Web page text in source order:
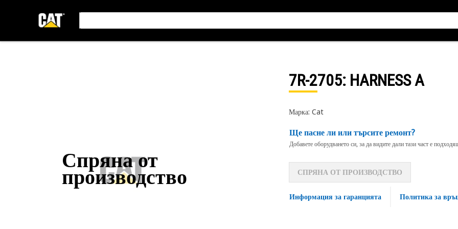
Спряна от
производство
7R-2705: HARNESS A
Марка: Cat
Ще пасне ли или търсите ремонт?
Добавете оборудването си, за да видите дали тази част е
СПРЯНА ОТ ПРОИЗВОДСТВО
Информация за гаранцията Политика за